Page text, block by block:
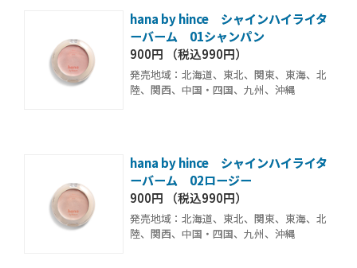
hana by hince シャインハイライタ
ーバーム 01シャンパン
900円 （税込990円）
発売地域：北海道、東北、関東、東海、北
陸、関西、中国・四国、九州、沖縄
hana by hince シャインハイライタ
ーバーム 02ロージー
900円 （税込990円）
発売地域：北海道、東北、関東、東海、北
陸、関西、中国・四国、九州、沖縄